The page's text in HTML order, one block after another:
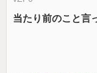
当たり前のこと言